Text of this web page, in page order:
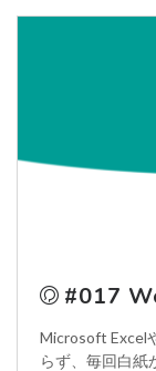
#017
Microsoft Excel
らず、毎回白紙